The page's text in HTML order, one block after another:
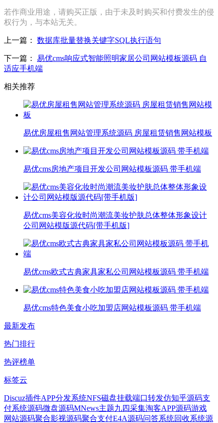
若作商业用途，请购买正版，由于未及时购买和付费发生的侵
权行为，与本站无关。
上一篇： 数据库批量替换关键字SQL执行语句
下一篇：
易优cms响应式智能照明家居公司网站模板源码 自
适应手机端
相关推荐
易优房屋租售网站管理系统源码 房屋租赁销售网站模板
易优cms房地产项目开发公司网站模板源码 带手机端
易优cms美容化妆时尚潮流美妆护肤总体整体形象设计
公司网站模版源代码[带手机版]
易优cms欧式古典家具家私公司网站模板源码 带手机端
易优cms特色美食小吃加盟店网站模板源码 带手机端
最新发布
热门排行
热评榜单
标签云
Discuz插件APP分发系统NFS磁盘挂载端口转发仿知乎源码支
付系统源码微盘源码MNews主题九四采集淘客APP源码游戏
网站源码聚合影视源码聚合支付E4A源码问答系统回收系统源